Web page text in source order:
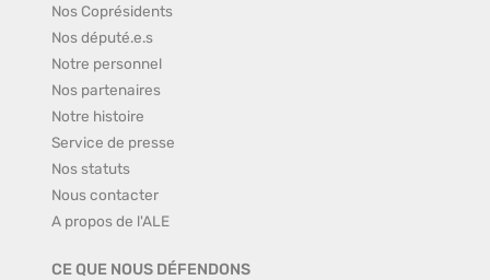
Nos Coprésidents
Nos député.e.s
Notre personnel
Nos partenaires
Notre histoire
Service de presse
Nos statuts
Nous contacter
A propos de l'ALE
CE QUE NOUS DÉFENDONS